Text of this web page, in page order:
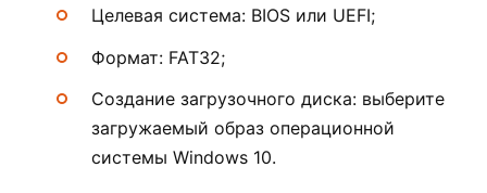
Целевая система: BIOS или UEFI;
Формат: FAT32;
Создание загрузочного диска: выберите
загружаемый образ операционной
системы Windows 10.